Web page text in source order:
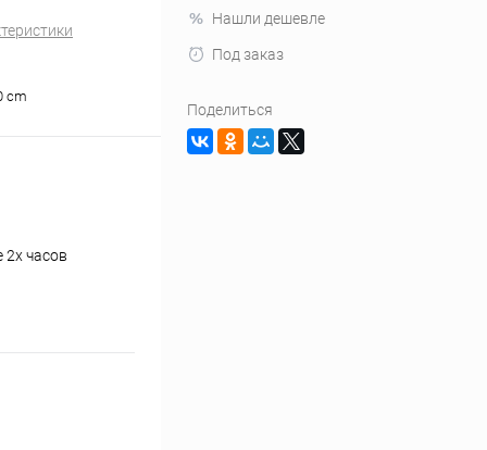
cm
Нашли дешевле
Под заказ
Поделиться